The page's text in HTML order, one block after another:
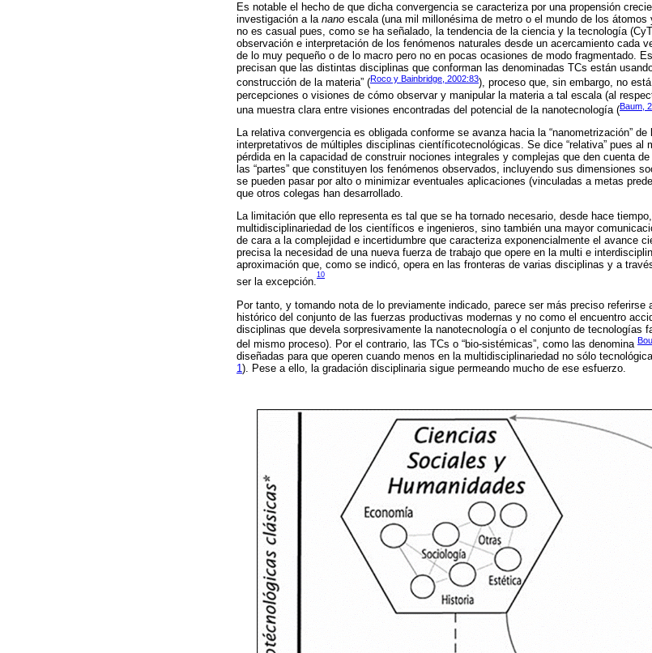
Es notable el hecho de que dicha convergencia se caracteriza por una propensión
investigación a la nano escala (una mil millonésima de metro o el mundo de los
no es casual pues, como se ha señalado, la tendencia de la ciencia y la tecnología
observación e interpretación de los fenómenos naturales desde un acercamiento cada
de lo muy pequeño o de lo macro pero no en pocas ocasiones de modo fragmentado.
precisan que las distintas disciplinas que conforman las denominadas TCs están
construcción de la materia” (Roco y Bainbridge, 2002:83), proceso que, sin embargo, no
percepciones o visiones de cómo observar y manipular la materia a tal escala (al
una muestra clara entre visiones encontradas del potencial de la nanotecnología (Baum,
La relativa convergencia es obligada conforme se avanza hacia la “nanometrización”
interpretativos de múltiples disciplinas científicotecnológicas. Se dice “relativa” pues al
pérdida en la capacidad de construir nociones integrales y complejas que den cuenta
las “partes” que constituyen los fenómenos observados, incluyendo sus dimensiones
se pueden pasar por alto o minimizar eventuales aplicaciones (vinculadas a metas
que otros colegas han desarrollado.
La limitación que ello representa es tal que se ha tornado necesario, desde hace
multidisciplinariedad de los científicos e ingenieros, sino también una mayor
de cara a la complejidad e incertidumbre que caracteriza exponencialmente el avance
precisa la necesidad de una nueva fuerza de trabajo que opere en la multi e
aproximación que, como se indicó, opera en las fronteras de varias disciplinas y a
ser la excepción.
10
Por tanto, y tomando nota de lo previamente indicado, parece ser más preciso
histórico del conjunto de las fuerzas productivas modernas y no como el encuentro
disciplinas que devela sorpresivamente la nanotecnología o el conjunto de tecnologías
del mismo proceso). Por el contrario, las TCs o “bio-sistémicas”, como las denomina
diseñadas para que operen cuando menos en la multidisciplinariedad no sólo
1). Pese a ello, la gradación disciplinaria sigue permeando mucho de ese esfuerzo.